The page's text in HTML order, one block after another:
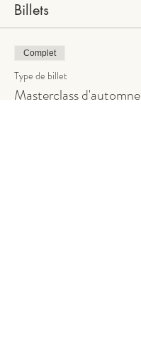
Billets
Complet
Type de billet
Masterclass d'automne